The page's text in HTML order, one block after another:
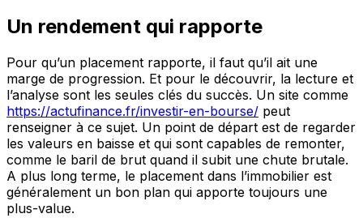
Un rendement qui rapporte
Pour qu’un placement rapporte, il faut qu’il ait une
marge de progression. Et pour le découvrir, la lecture et
l’analyse sont les seules clés du succès. Un site comme
https://actufinance.fr/investir-en-bourse/ peut
renseigner à ce sujet. Un point de départ est de regarder
les valeurs en baisse et qui sont capables de remonter,
comme le baril de brut quand il subit une chute brutale.
A plus long terme, le placement dans l’immobilier est
généralement un bon plan qui apporte toujours une
plus-value.